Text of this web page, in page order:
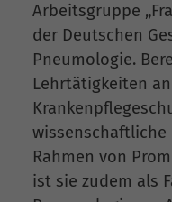
Arbeitsgruppe
der Deutschen
Pneumologie.
Lehrtätigkeiten
wissenschaftliche
Rahmen von
ist sie zudem als